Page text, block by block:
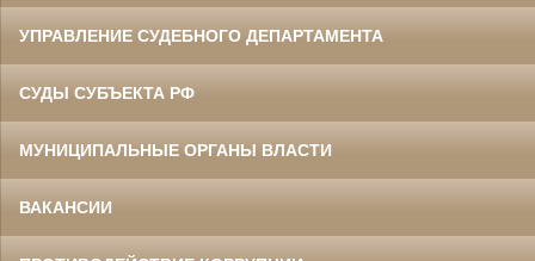
УПРАВЛЕНИЕ СУДЕБНОГО ДЕПАРТАМЕНТА
СУДЫ СУБЪЕКТА РФ
МУНИЦИПАЛЬНЫЕ ОРГАНЫ ВЛАСТИ
ВАКАНСИИ